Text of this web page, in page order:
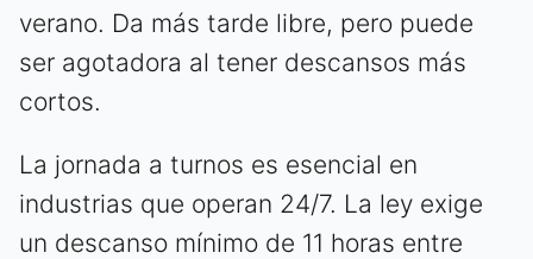
verano. Da más tarde libre, pero puede
ser agotadora al tener descansos más
cortos.
La jornada a turnos es esencial en
industrias que operan 24/7. La ley exige
un descanso mínimo de 11 horas entre